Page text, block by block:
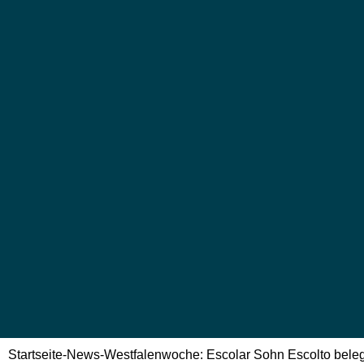
Startseite-News-Westfalenwoche: Escolar Sohn Escolto